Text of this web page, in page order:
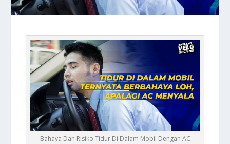
Bahaya Dan Risiko Tidur Di Dalam Mobil Dengan AC